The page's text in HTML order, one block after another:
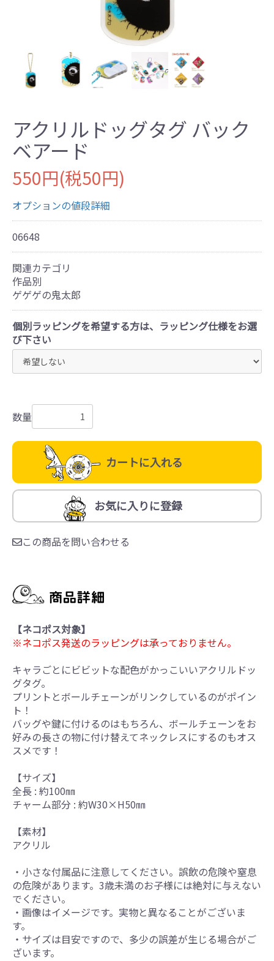
アクリルドッグタグ バック
ベアード
550円(税50円)
オプションの値段詳細
06648
関連カテゴリ
作品別
ゲゲゲの鬼太郎
個別ラッピングを希望する方は、ラッピング仕様をお選
び下さい
数量
カートに入れる
お気に入りに登録
この商品を問い合わせる
【ネコポス対象】
※ネコポス発送のラッピングは承っておりません。
キャラごとにビビットな配色がかっこいいアクリルドッ
グタグ。
プリントとボールチェーンがリンクしているのがポイン
ト！
バッグや鍵に付けるのはもちろん、ボールチェーンをお
好みの長さの物に付け替えてネックレスにするのもオス
スメです！
【サイズ】
全長 : 約100㎜
チャーム部分 : 約W30×H50㎜
【素材】
アクリル
・小さな付属品に注意してください。誤飲の危険や窒息
の危険があります。3歳未満のお子様には絶対に与えない
でください。
・画像はイメージです。実物と異なることがございま
す。
・サイズは目安ですので、多少の誤差が生じる場合がご
ざいます。